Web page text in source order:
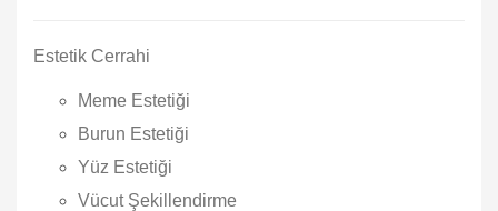
Estetik Cerrahi
Meme Estetiği
Burun Estetiği
Yüz Estetiği
Vücut Şekillendirme